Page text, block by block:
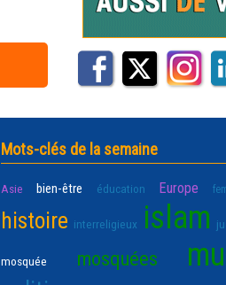
Mots-clés de la semaine
Asie bien-être éducation Europe
histoire interreligieux islam
mosquée mosquées